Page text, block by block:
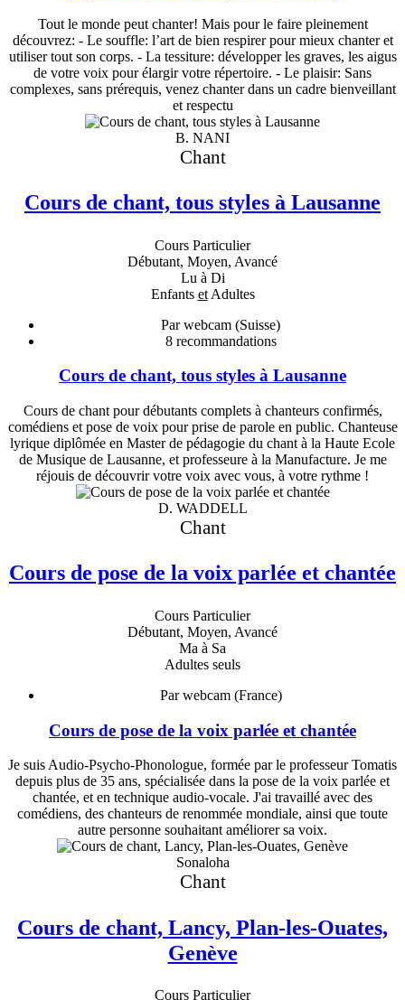
Tout le monde peut chanter! Mais pour le faire pleinement
découvrez: - Le souffle: l’art de bien respirer pour mieux chanter et
utiliser tout son corps. - La tessiture: développer les graves, les aigus
de votre voix pour élargir votre répertoire. - Le plaisir: Sans
complexes, sans prérequis, venez chanter dans un cadre bienveillant
et respectu
B. NANI
Chant
Cours de chant, tous styles à Lausanne
Cours Particulier
Débutant, Moyen, Avancé
Lu à Di
Enfants etAdultes
Par webcam (Suisse)
8recommandations
Cours de chant, tous styles à Lausanne
Cours de chant pour débutants complets à chanteurs confirmés,
comédiens et pose de voix pour prise de parole en public. Chanteuse
lyrique diplômée en Master de pédagogie du chant à la Haute Ecole
de Musique de Lausanne, et professeure à la Manufacture. Je me
réjouis de découvrir votre voix avec vous, à votre rythme !
D. WADDELL
Chant
Cours de pose de la voix parlée et chantée
Cours Particulier
Débutant, Moyen, Avancé
Ma à Sa
Adultes seuls
Par webcam (France)
Cours de pose de la voix parlée et chantée
Je suis Audio-Psycho-Phonologue, formée par le professeur Tomatis
depuis plus de 35 ans, spécialisée dans la pose de la voix parlée et
chantée, et en technique audio-vocale. J'ai travaillé avec des
comédiens, des chanteurs de renommée mondiale, ainsi que toute
autre personne souhaitant améliorer sa voix.
Sonaloha
Chant
Cours de chant, Lancy, Plan-les-Ouates,
Genève
Cours Particulier